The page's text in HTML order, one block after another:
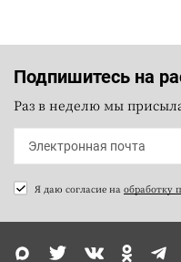
Подпишитесь на
Раз в неделю мы
Я даю согласие на обработку